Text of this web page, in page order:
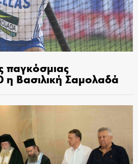
παγκόσμιας
η Βασιλική Σαμολαδά